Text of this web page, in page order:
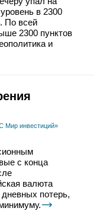
в 2300
По всей
2300 пунктов
и
Мир инвестиций»
с конца
валюта
потерь,